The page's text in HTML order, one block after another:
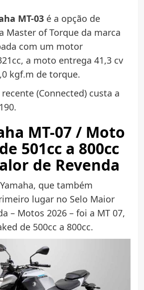
MT-03é a opção de
Master of Torque da marca
com um motor
a moto entrega 41,3 cv
kgf.m de torque.
(Connected) custa a
MT-07 / Moto
501cc a 800cc
de Revenda
que também
lugar no Selo Maior
– Motos 2026 – foi a MT 07,
de 500cc a 800cc.